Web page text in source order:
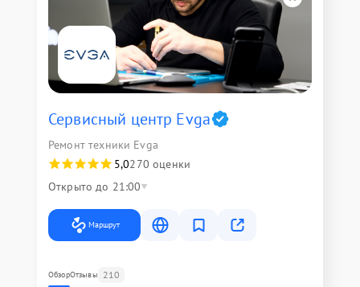
Сервисный центр Evga
Ремонт техники Evga
5,0270 оценки
Открыто до 21:00
Маршрут
ОбзорОтзывы 210